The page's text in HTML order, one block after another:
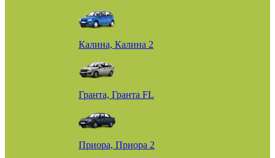
Калина, Калина 2
Гранта, Гранта FL
Приора, Приора 2